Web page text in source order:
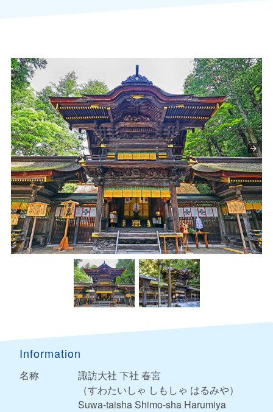
Information
名称
諏訪大社 下社 春宮
（すわたいしゃ しもしゃ はるみや）
Suwa-taisha Shimo-sha Harumiya